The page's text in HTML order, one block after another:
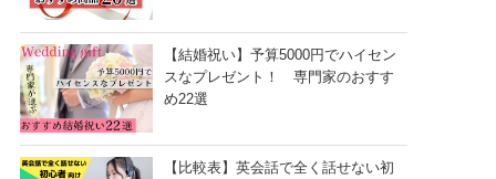
【結婚祝い】予算5000円でハイセン
スなプレゼント！ 専門家のおすす
め22選
【比較表】英会話で全く話せない初